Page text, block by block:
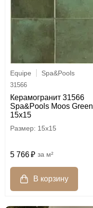
Equipe Spa&Pools
31566
Керамогранит 31566
Spa&Pools Moos Green
15x15
15x15
5 766 м²